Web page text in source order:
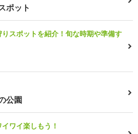
ポット
スポットを紹介！旬な時期や準備す
公園
ワイ楽しもう！